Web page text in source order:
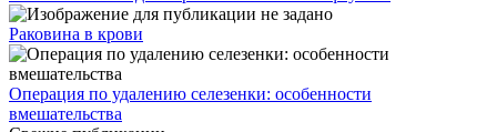
Раковина в крови
Операция по удалению селезенки: особенности
вмешательства